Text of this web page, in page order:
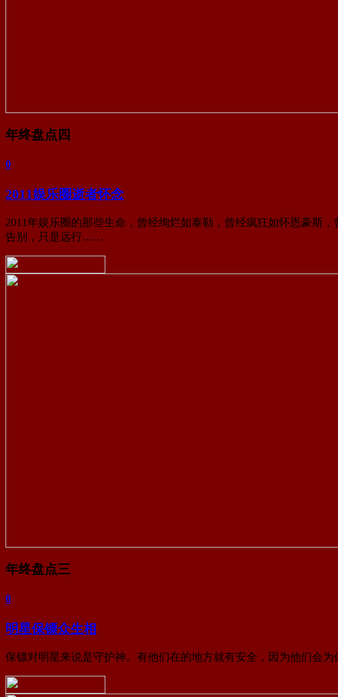
年终盘点四
0
2011娱乐圈逝者怀念
2011年娱乐圈的那些生命，曾经绚烂如泰勒，曾经疯狂如怀恩豪斯
告别，只是远行……
年终盘点三
0
明星保镖众生相
保镖对明星来说是守护神。有他们在的地方就有安全，因为他们会